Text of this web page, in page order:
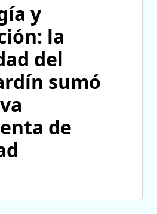
y
la
del
sumó
de